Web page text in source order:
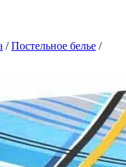
/ Постельное белье /